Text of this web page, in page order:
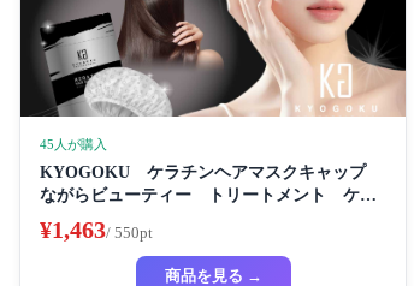
45人が購入
KYOGOKU ケラチンヘアマスクキャップ
ながらビューティー トリートメント ケラ
¥1,463/ 550pt
商品を見る →